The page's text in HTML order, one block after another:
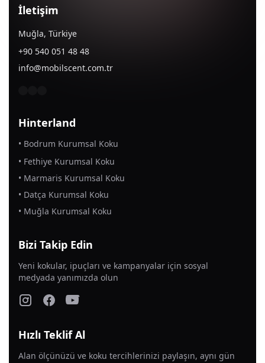
İletişim
Muğla, Türkiye
+90 540 051 48 48
info@mobilscent.com.tr
Hinterland
• Bodrum Kurumsal Koku
• Fethiye Kurumsal Koku
• Marmaris Kurumsal Koku
• Datça Kurumsal Koku
• Muğla Kurumsal Koku
Bizi Takip Edin
Yeni kokular, ipuçları ve kampanyalar için sosyal
medyada yanımızda olun
Hızlı Teklif Al
Alan ölçünüzü ve koku tercihlerinizi paylaşın, aynı gün